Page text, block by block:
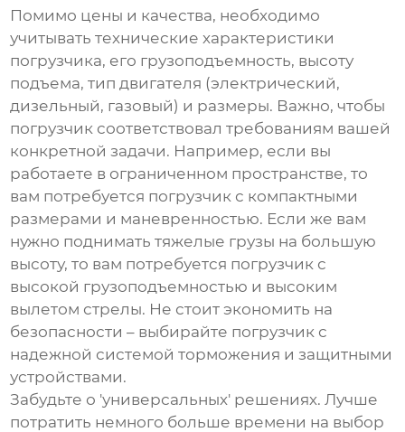
Помимо цены и качества, необходимо
учитывать технические характеристики
погрузчика, его грузоподъемность, высоту
подъема, тип двигателя (электрический,
дизельный, газовый) и размеры. Важно, чтобы
погрузчик соответствовал требованиям вашей
конкретной задачи. Например, если вы
работаете в ограниченном пространстве, то
вам потребуется погрузчик с компактными
размерами и маневренностью. Если же вам
нужно поднимать тяжелые грузы на большую
высоту, то вам потребуется погрузчик с
высокой грузоподъемностью и высоким
вылетом стрелы. Не стоит экономить на
безопасности – выбирайте погрузчик с
надежной системой торможения и защитными
устройствами.
Забудьте о 'универсальных' решениях. Лучше
потратить немного больше времени на выбор